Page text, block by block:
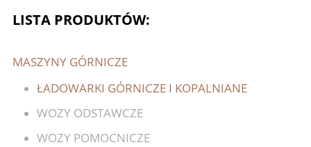
LISTA PRODUKTÓW:
MASZYNY GÓRNICZE
ŁADOWARKI GÓRNICZE I KOPALNIANE
WOZY ODSTAWCZE
WOZY POMOCNICZE